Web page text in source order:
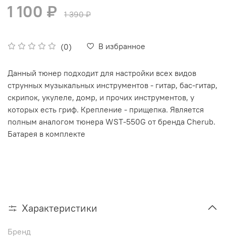
(0) В избранное
1 100 ₽ 1 390 ₽
Данный тюнер подходит для настройки всех видов
струнных музыкальных инструментов - гитар, бас-гитар,
скрипок, укулеле, домр, и прочих инструментов, у
которых есть гриф. Крепление - прищепка. Является
полным аналогом тюнера WST-550G от бренда Cherub.
Батарея в комплекте
Характеристики
Бренд